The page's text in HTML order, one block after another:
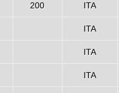
200 ITA
ITA
ITA
ITA